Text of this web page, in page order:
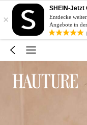
×
SHEIN-Jetzt
Entdecke
Angebote in